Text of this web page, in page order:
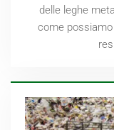
delle leghe
come